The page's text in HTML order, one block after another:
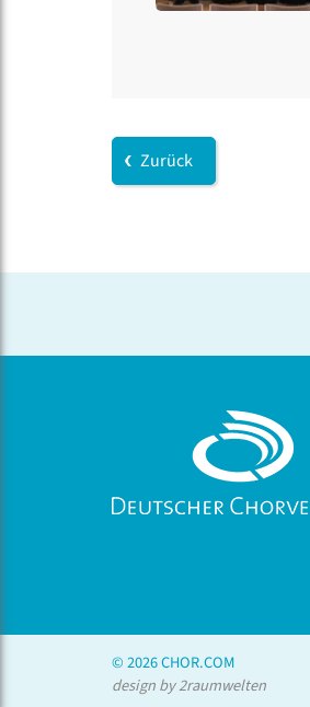
Zurück
© 2026 CHOR.COM
design by 2raumwelten